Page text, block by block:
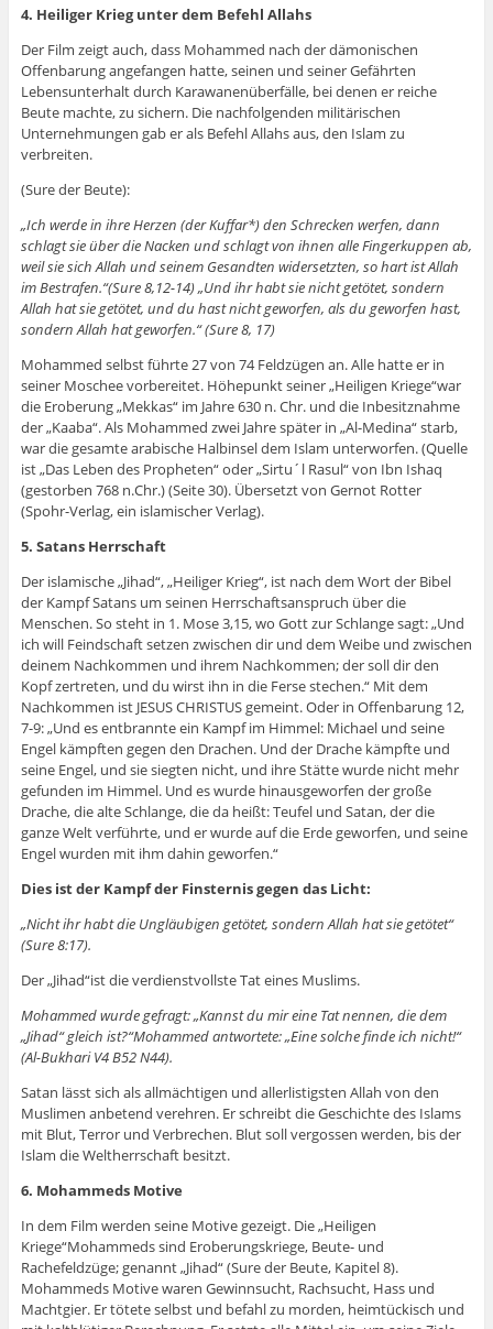
4. Heiliger Krieg unter dem Befehl Allahs
Der Film zeigt auch, dass Mohammed nach der dämonischen
Offenbarung angefangen hatte, seinen und seiner Gefährten
Lebensunterhalt durch Karawanenüberfälle, bei denen er reiche
Beute machte, zu sichern. Die nachfolgenden militärischen
Unternehmungen gab er als Befehl Allahs aus, den Islam zu
verbreiten.
(Sure der Beute):
„Ich werde in ihre Herzen (der Kuffar*) den Schrecken werfen, dann
schlagt sie über die Nacken und schlagt von ihnen alle Fingerkuppen ab,
weil sie sich Allah und seinem Gesandten widersetzten, so hart ist Allah
im Bestrafen.“(Sure 8,12-14) „Und ihr habt sie nicht getötet, sondern
Allah hat sie getötet, und du hast nicht geworfen, als du geworfen hast,
sondern Allah hat geworfen.“ (Sure 8, 17)
Mohammed selbst führte 27 von 74 Feldzügen an. Alle hatte er in
seiner Moschee vorbereitet. Höhepunkt seiner „Heiligen Kriege“war
die Eroberung „Mekkas“ im Jahre 630 n. Chr. und die Inbesitznahme
der „Kaaba“. Als Mohammed zwei Jahre später in „Al-Medina“ starb,
war die gesamte arabische Halbinsel dem Islam unterworfen. (Quelle
ist „Das Leben des Propheten“ oder „Sirtu´l Rasul“ von Ibn Ishaq
(gestorben 768 n.Chr.) (Seite 30). Übersetzt von Gernot Rotter
(Spohr-Verlag, ein islamischer Verlag).
5. Satans Herrschaft
Der islamische „Jihad“, „Heiliger Krieg“, ist nach dem Wort der Bibel
der Kampf Satans um seinen Herrschaftsanspruch über die
Menschen. So steht in 1. Mose 3,15, wo Gott zur Schlange sagt: „Und
ich will Feindschaft setzen zwischen dir und dem Weibe und zwischen
deinem Nachkommen und ihrem Nachkommen; der soll dir den
Kopf zertreten, und du wirst ihn in die Ferse stechen.“ Mit dem
Nachkommen ist JESUS CHRISTUS gemeint. Oder in Offenbarung 12,
7-9: „Und es entbrannte ein Kampf im Himmel: Michael und seine
Engel kämpften gegen den Drachen. Und der Drache kämpfte und
seine Engel, und sie siegten nicht, und ihre Stätte wurde nicht mehr
gefunden im Himmel. Und es wurde hinausgeworfen der große
Drache, die alte Schlange, die da heißt: Teufel und Satan, der die
ganze Welt verführte, und er wurde auf die Erde geworfen, und seine
Engel wurden mit ihm dahin geworfen.“
Dies ist der Kampf der Finsternis gegen das Licht:
„Nicht ihr habt die Ungläubigen getötet, sondern Allah hat sie getötet“
(Sure 8:17).
Der „Jihad“ist die verdienstvollste Tat eines Muslims.
Mohammed wurde gefragt: „Kannst du mir eine Tat nennen, die dem
„Jihad“ gleich ist?“Mohammed antwortete: „Eine solche finde ich nicht!“
(Al-Bukhari V4 B52 N44).
Satan lässt sich als allmächtigen und allerlistigsten Allah von den
Muslimen anbetend verehren. Er schreibt die Geschichte des Islams
mit Blut, Terror und Verbrechen. Blut soll vergossen werden, bis der
Islam die Weltherrschaft besitzt.
6. Mohammeds Motive
In dem Film werden seine Motive gezeigt. Die „Heiligen
Kriege“Mohammeds sind Eroberungskriege, Beute- und
Rachefeldzüge; genannt „Jihad“ (Sure der Beute, Kapitel 8).
Mohammeds Motive waren Gewinnsucht, Rachsucht, Hass und
Machtgier. Er tötete selbst und befahl zu morden, heimtückisch und